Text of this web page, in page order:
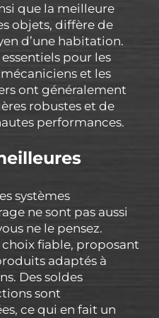
que la meilleure
objets, diffère de
d’une habitation.
pour les
et les
ont généralement
robustes et de
performances.
systèmes
ne sont pas aussi
ne le pensez.
fiable, proposant
adaptés à
Des soldes
sont
ce qui en fait un